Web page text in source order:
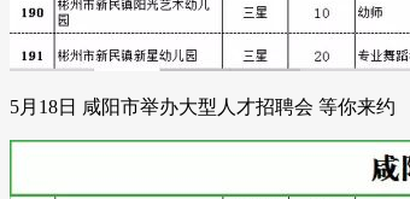
5月18日 咸阳市举办大型人才招聘会 等你来约